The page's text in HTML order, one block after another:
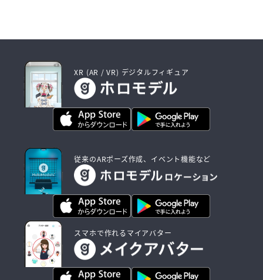
XR (AR / VR) デジタルフィギュア
従来のARポーズ作成、イベント機能など
スマホで作れるマイアバター